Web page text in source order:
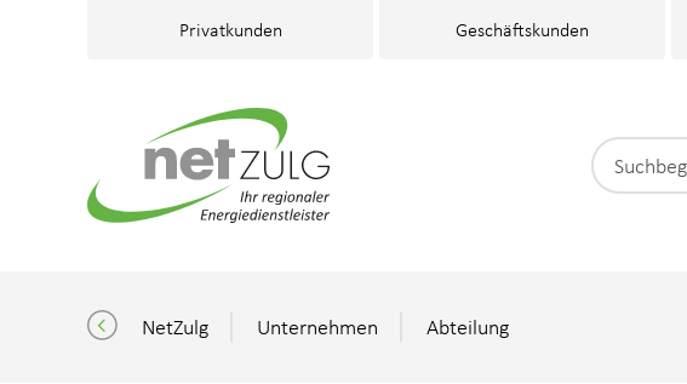
Privatkunden Geschäftskunden
NetZulg Unternehmen Abteilung